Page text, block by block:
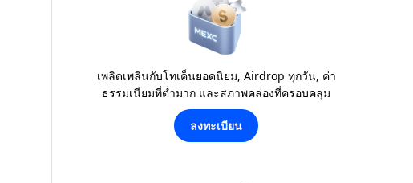
เพลิดเพลินกับโทเค็นยอดนิยม, Airdrop ทุกวัน, ค่า
ธรรมเนียมที่ต่ำมาก และสภาพคล่องที่ครอบคลุม
ลงทะเบียน